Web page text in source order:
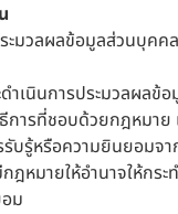
ะมวลผลข้อมูลส่วนบุคค
ำเนินการประมวลผลข้
การที่ชอบด้วยกฎหมาย
รับรู้หรือความยินยอมจ
ฎหมายให้อำนาจให้กร
ม